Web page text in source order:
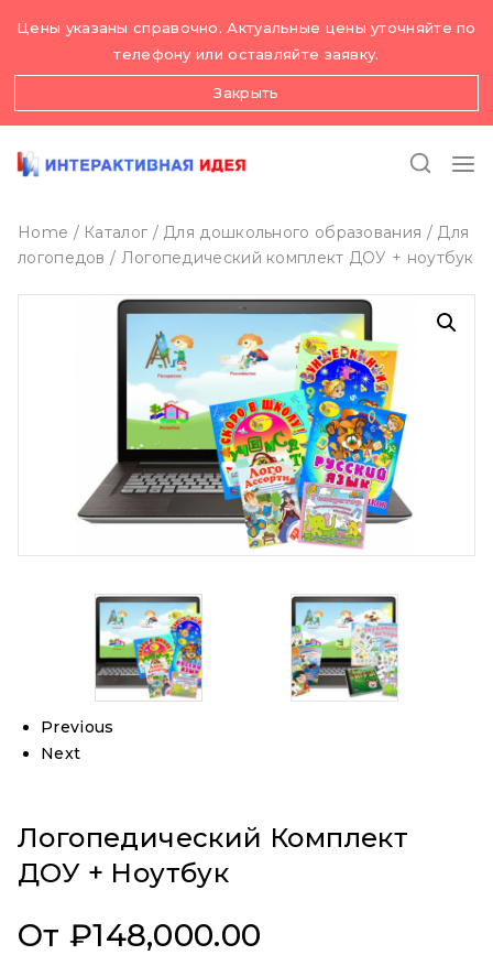
Цены указаны справочно. Актуальные цены уточняйте по
телефону или оставляйте заявку.
Закрыть
Home / Каталог / Для дошкольного образования / Для
логопедов / Логопедический комплект ДОУ + ноутбук
Previous
Next
Логопедический Комплект
ДОУ + Ноутбук
От ₽148,000.00